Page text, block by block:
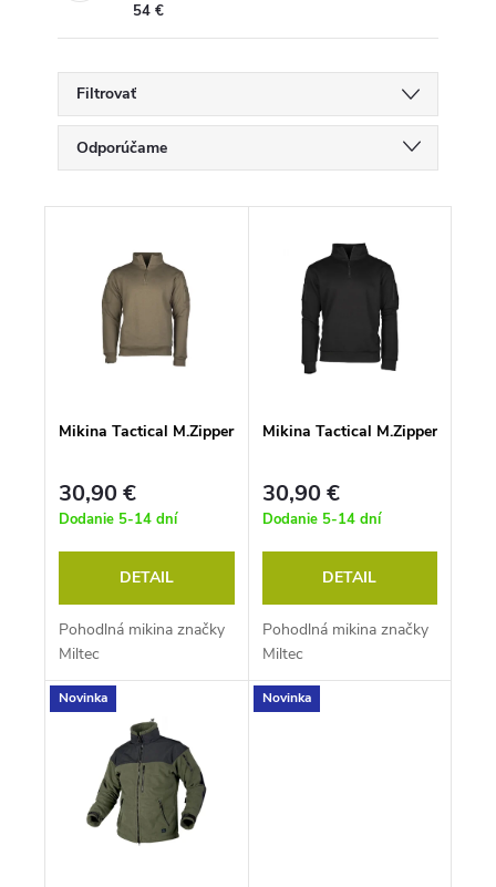
54 €
Filtrovať
d
o
Odporúčame
Najpredávanejšie
Abecedne
k
v
Mikina Tactical M.Zipper
30,90 €
Dodanie 5-14 dní
DETAIL
Pohodlná mikina značky
Miltec
Mikina Tactical M.Zipper
30,90 €
Dodanie 5-14 dní
DETAIL
Pohodlná mikina značky
Miltec
Novinka Novinka